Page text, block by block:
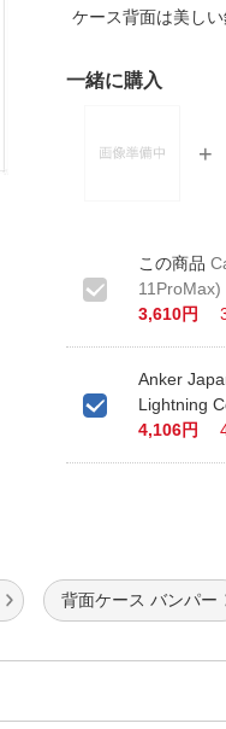
ケース背面は美し
一緒に購入
11ProMax)
3,610円
Anker
Lightning
4,106円
背面ケース バンパー